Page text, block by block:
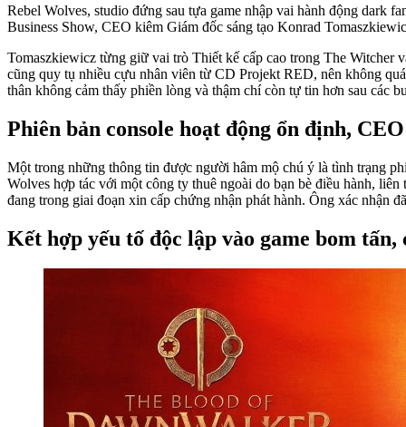
Rebel Wolves, studio đứng sau tựa game nhập vai hành động dark
Business Show, CEO kiêm Giám đốc sáng tạo Konrad
Tomaszkiewicz từng giữ vai trò Thiết kế cấp cao trong The Witcher
cũng quy tụ nhiều cựu nhân viên từ CD Projekt RED, nên không
thân không cảm thấy phiền lòng và thậm chí còn tự tin hơn sau các
Phiên bản console hoạt động ổn định,
Một trong những thông tin được người hâm mộ chú ý là tình trạng
Wolves hợp tác với một công ty thuê ngoài do bạn bè điều hành,
đang trong giai đoạn xin cấp chứng nhận phát hành. Ông xác nhận
Kết hợp yếu tố độc lập vào game bom tấn,